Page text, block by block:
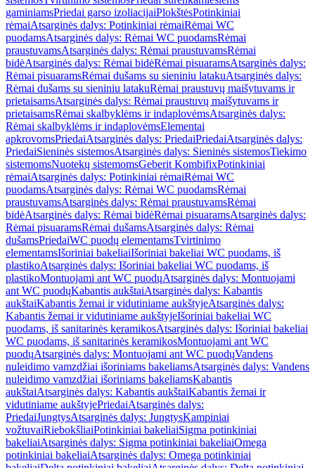
gaminiamsPriedai garso izoliacijaiPlokštėsPotinkiniai
rėmaiAtsarginės dalys: Potinkiniai rėmaiRėmai WC
puodamsAtsarginės dalys: Rėmai WC puodamsRėmai
praustuvamsAtsarginės dalys: Rėmai praustuvamsRėmai
bidėAtsarginės dalys: Rėmai bidėRėmai pisuaramsAtsarginės dalys:
Rėmai pisuaramsRėmai dušams su sieniniu latakuAtsarginės dalys:
Rėmai dušams su sieniniu latakuRėmai praustuvų maišytuvams ir
prietaisamsAtsarginės dalys: Rėmai praustuvų maišytuvams ir
prietaisamsRėmai skalbyklėms ir indaplovėmsAtsarginės dalys:
Rėmai skalbyklėms ir indaplovėmsElementai
apkrovomsPriedaiAtsarginės dalys: PriedaiPriedaiAtsarginės dalys:
PriedaiSieninės sistemosAtsarginės dalys: Sieninės sistemosTiekimo
sistemomsNuotekų sistemomsGeberit KombifixPotinkiniai
rėmaiAtsarginės dalys: Potinkiniai rėmaiRėmai WC
puodamsAtsarginės dalys: Rėmai WC puodamsRėmai
praustuvamsAtsarginės dalys: Rėmai praustuvamsRėmai
bidėAtsarginės dalys: Rėmai bidėRėmai pisuaramsAtsarginės dalys:
Rėmai pisuaramsRėmai dušamsAtsarginės dalys: Rėmai
dušamsPriedaiWC puodų elementamsTvirtinimo
elementamsIšoriniai bakeliaiIšoriniai bakeliai WC puodams, iš
plastikoAtsarginės dalys: Išoriniai bakeliai WC puodams, iš
plastikoMontuojami ant WC puodųAtsarginės dalys: Montuojami
ant WC puodųKabantis aukštaiAtsarginės dalys: Kabantis
aukštaiKabantis žemai ir vidutiniame aukštyjeAtsarginės dalys:
Kabantis žemai ir vidutiniame aukštyjeIšoriniai bakeliai WC
puodams, iš sanitarinės keramikosAtsarginės dalys: Išoriniai bakeliai
WC puodams, iš sanitarinės keramikosMontuojami ant WC
puodųAtsarginės dalys: Montuojami ant WC puodųVandens
nuleidimo vamzdžiai išoriniams bakeliamsAtsarginės dalys: Vandens
nuleidimo vamzdžiai išoriniams bakeliamsKabantis
aukštaiAtsarginės dalys: Kabantis aukštaiKabantis žemai ir
vidutiniame aukštyjePriedaiAtsarginės dalys:
PriedaiJungtysAtsarginės dalys: JungtysKampiniai
vožtuvaiRiebokšliaiPotinkiniai bakeliaiSigma potinkiniai
bakeliaiAtsarginės dalys: Sigma potinkiniai bakeliaiOmega
potinkiniai bakeliaiAtsarginės dalys: Omega potinkiniai